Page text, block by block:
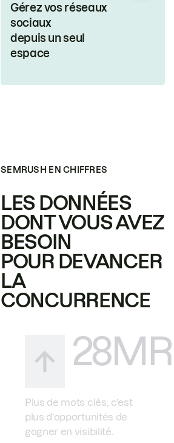
Gérez vos réseaux
sociaux
depuis un seul
espace
SEMRUSH EN CHIFFRES
LES DONNÉES
DONT VOUS AVEZ
BESOIN
POUR DEVANCER
LA
CONCURRENCE
Plus de mots clés, c’est
plus d’opportunités de
gagner en visibilité.